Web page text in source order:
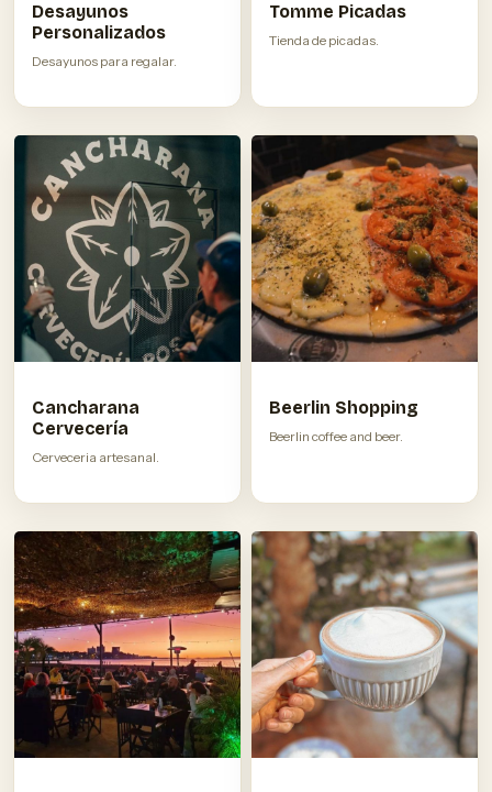
Desayunos
Personalizados
Desayunos para regalar.
Tomme Picadas
Tienda de picadas.
Cancharana
Cervecería
Cerveceria artesanal.
Beerlin Shopping
Beerlin coffee and beer.